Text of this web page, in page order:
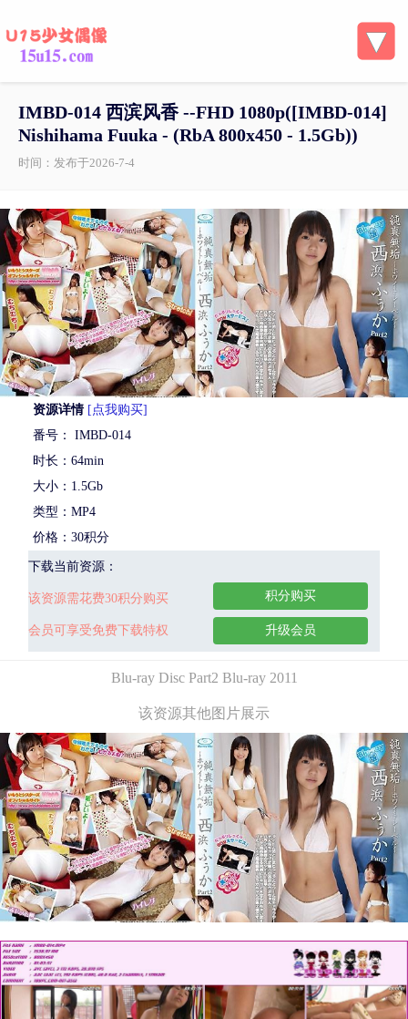
IMBD-014 西滨风香 --FHD 1080p([IMBD-014]
Nishihama Fuuka - (RbA 800x450 - 1.5Gb))
时间：发布于2026-7-4
资源详情 [点我购买]
番号： IMBD-014
时长：64min
大小：1.5Gb
类型：MP4
价格：30积分
下载当前资源：
该资源需花费30积分购买
会员可享受免费下载特权
积分购买
升级会员
Blu-ray Disc Part2 Blu-ray 2011
该资源其他图片展示